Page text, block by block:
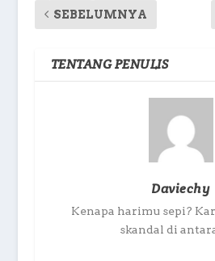
SEBELUMNYA
TENTANG PENULIS
Daviechy
Kenapa harimu sepi?
skandal di